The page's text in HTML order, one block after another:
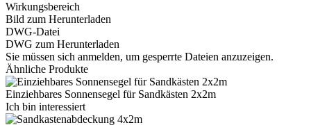
Wirkungsbereich
Bild zum Herunterladen
DWG-Datei
DWG zum Herunterladen
Sie müssen sich anmelden, um gesperrte Dateien anzuzeigen.
Ähnliche Produkte
Einziehbares Sonnensegel für Sandkästen 2x2m
Ich bin interessiert